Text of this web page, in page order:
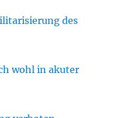
des
wohl in akuter